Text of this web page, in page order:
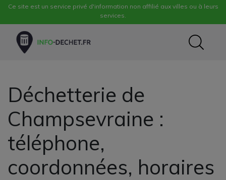
Ce site est un service privé d'information non affilié aux villes ou à leurs
services.
Déchetterie de
Champsevraine :
téléphone,
coordonnées, horaires